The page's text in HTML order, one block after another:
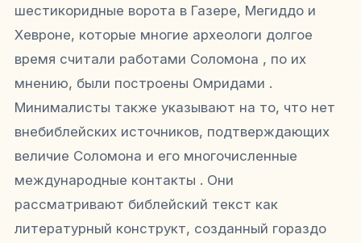
шестикоридные ворота в Газере, Мегиддо и
Хевроне, которые многие археологи долгое
время считали работами Соломона , по их
мнению, были построены Омридами .
Минималисты также указывают на то, что нет
внебиблейских источников, подтверждающих
величие Соломона и его многочисленные
международные контакты . Они
рассматривают библейский текст как
литературный конструкт, созданный гораздо